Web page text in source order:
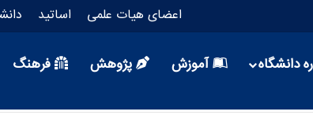
اعضای هیات علمی اساتید
دانشگاه آموزش پژوهش فرهنگ